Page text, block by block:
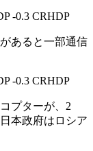
-0.3 CRHDP
あると一部通信
-0.3 CRHDP
プターが、2
本政府はロシア